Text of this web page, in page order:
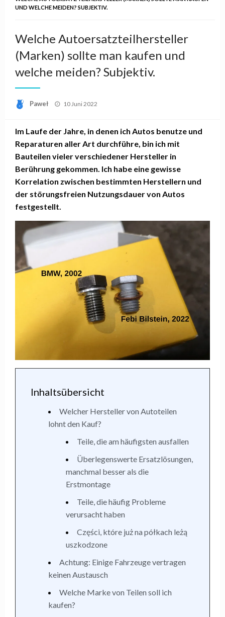
UND WELCHE MEIDEN? SUBJEKTIV.
Welche Autoersatzteilhersteller
(Marken) sollte man kaufen und
welche meiden? Subjektiv.
Paweł
Posted
10 Juni 2022
Im Laufe der Jahre, in denen ich Autos benutze und
Reparaturen aller Art durchführe, bin ich mit
Bauteilen vieler verschiedener Hersteller in
Berührung gekommen. Ich habe eine gewisse
Korrelation zwischen bestimmten Herstellern und
der störungsfreien Nutzungsdauer von Autos
festgestellt.
Inhaltsübersicht
Welcher Hersteller von Autoteilen
lohnt den Kauf?
Teile, die am häufigsten ausfallen
Überlegenswerte Ersatzlösungen,
manchmal besser als die
Erstmontage
Teile, die häufig Probleme
verursacht haben
Części, które już na półkach leżą
uszkodzone
Achtung: Einige Fahrzeuge vertragen
keinen Austausch
Welche Marke von Teilen soll ich
kaufen?